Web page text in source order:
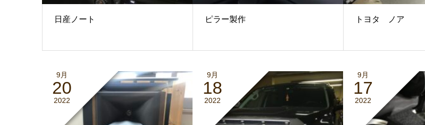
日産ノート ピラー製作 トヨタ ノア
9月
20
2022
9月
18
2022
9月
17
2022